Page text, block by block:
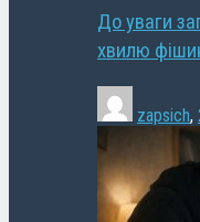
До уваги
хвилю
zapsich,